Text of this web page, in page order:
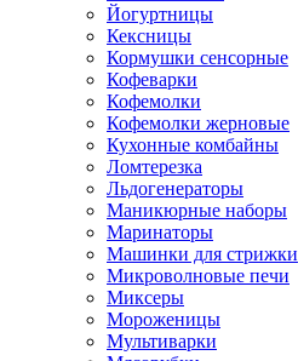
Йогуртницы
Кексницы
Кормушки сенсорные
Кофеварки
Кофемолки
Кофемолки жерновые
Кухонные комбайны
Ломтерезка
Льдогенераторы
Маникюрные наборы
Маринаторы
Машинки для стрижки
Микроволновые печи
Миксеры
Мороженицы
Мультиварки